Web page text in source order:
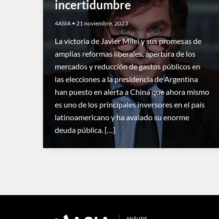
incertidumbre
4ASIA • 21 noviembre, 2023
La victoria de Javier Milei y sus promesas de
amplias reformas liberales, apertura de los
mercados y reducción de gastos públicos en
las elecciones a la presidencia de Argentina
han puesto en alerta a China que ahora mismo
es uno de los principales inversores en el país
latinoamericano y ha avalado su enorme
deuda pública. […]